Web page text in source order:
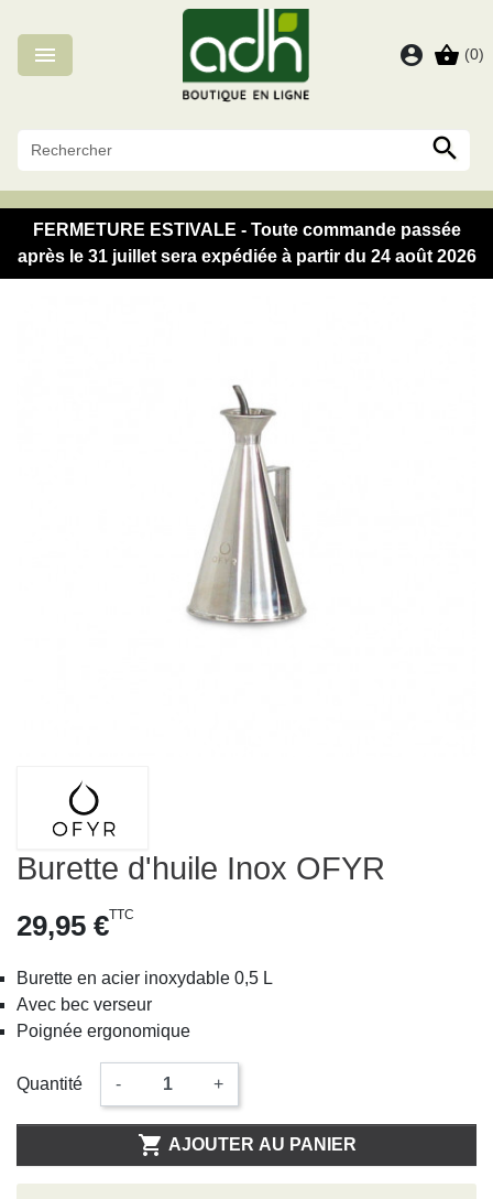
 account_circle shopping_basket (0)

FERMETURE ESTIVALE - Toute commande passée
après le 31 juillet sera expédiée à partir du 24 août 2026
Burette d'huile Inox OFYR
29,95 €TTC
Burette en acier inoxydable 0,5 L
Avec bec verseur
Poignée ergonomique
Quantité - +
 AJOUTER AU PANIER
Panneau de gestion des cookies